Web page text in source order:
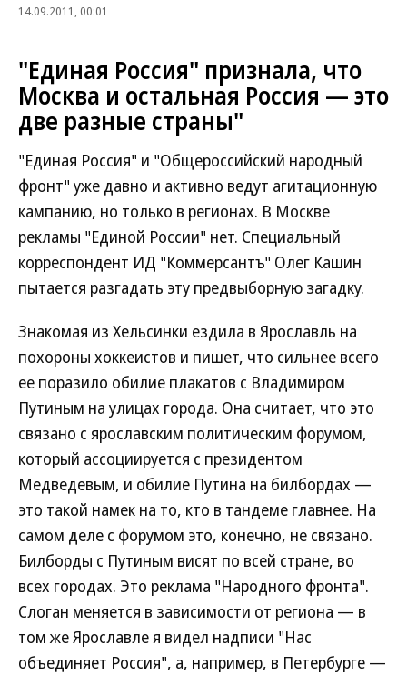
14.09.2011, 00:01
"Единая Россия" признала, что
Москва и остальная Россия — это
две разные страны"
"Единая Россия" и "Общероссийский народный
фронт" уже давно и активно ведут агитационную
кампанию, но только в регионах. В Москве
рекламы "Единой России" нет. Специальный
корреспондент ИД "Коммерсантъ" Олег Кашин
пытается разгадать эту предвыборную загадку.
Знакомая из Хельсинки ездила в Ярославль на
похороны хоккеистов и пишет, что сильнее всего
ее поразило обилие плакатов с Владимиром
Путиным на улицах города. Она считает, что это
связано с ярославским политическим форумом,
который ассоциируется с президентом
Медведевым, и обилие Путина на билбордах —
это такой намек на то, кто в тандеме главнее. На
самом деле с форумом это, конечно, не связано.
Билборды с Путиным висят по всей стране, во
всех городах. Это реклама "Народного фронта".
Слоган меняется в зависимости от региона — в
том же Ярославле я видел надписи "Нас
объединяет Россия", а, например, в Петербурге —